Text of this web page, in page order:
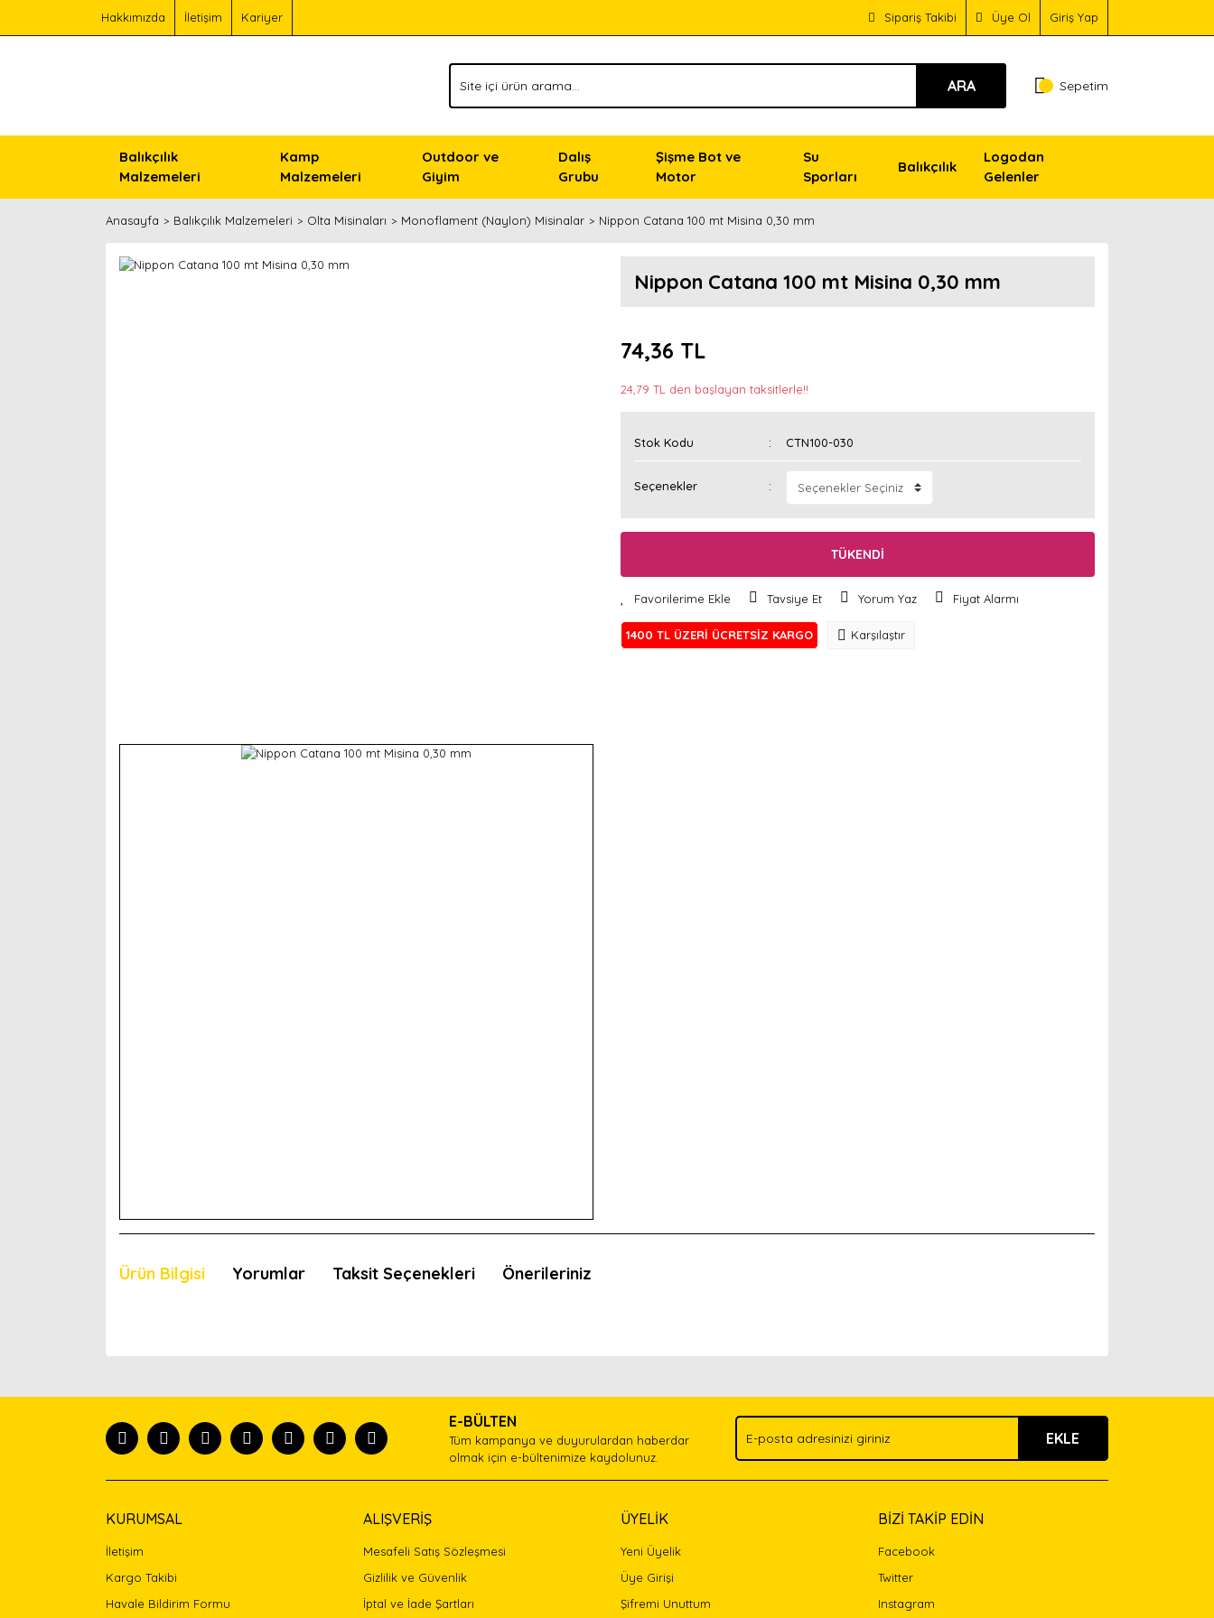
Hakkımızda İletişim Kariyer Sipariş Takibi Üye Ol Giriş Yap
ARA Sepetim
Balıkçılık
Malzemeleri
Kamp
Malzemeleri
Outdoor ve
Giyim
Dalış
Grubu
Şişme Bot ve
Motor
Su
Sporları
Balıkçılık
Logodan
Gelenler
Anasayfa Balıkçılık Malzemeleri Olta Misinaları Monoflament (Naylon) Misinalar Nippon Catana 100 mt Misina 0,30 mm
Nippon Catana 100 mt Misina 0,30 mm
74,36 TL
24,79 TL den başlayan taksitlerle!!
Stok Kodu CTN100-030
Seçenekler
TÜKENDİ
Tavsiye Et Yorum Yaz Fiyat Alarmı
1400 TL ÜZERİ ÜCRETSİZ KARGO Karşılaştır
Ürün Bilgisi Yorumlar Taksit Seçenekleri Önerileriniz
Ürün açıklamasında eksik bilgiler bulunuyor.
Bu ürüne benzer farklı alternatifler olmalı.
E-BÜLTEN
Tüm kampanya ve duyurulardan haberdar
olmak için e-bültenimize kaydolunuz.
EKLE
KURUMSAL
İletişim
Kargo Takibi
Havale Bildirim Formu
ALIŞVERİŞ
Mesafeli Satış Sözleşmesi
Gizlilik ve Güvenlik
İptal ve İade Şartları
ÜYELİK
Yeni Üyelik
Üye Girişi
Şifremi Unuttum
BİZİ TAKİP EDİN
Facebook
Twitter
Instagram